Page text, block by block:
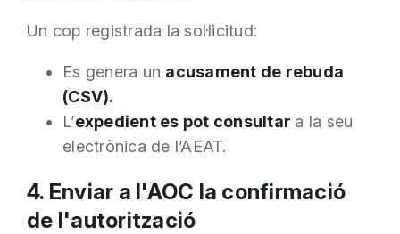
Un cop registrada la sol·licitud:
Es genera un acusament de rebuda
(CSV).
L’expedient es pot consultar a la seu
electrònica de l’AEAT.
4. Enviar a l'AOC la confirmació
de l'autorització